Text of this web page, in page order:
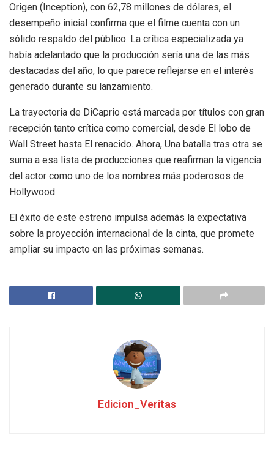
Origen (Inception), con 62,78 millones de dólares, el
desempeño inicial confirma que el filme cuenta con un
sólido respaldo del público. La crítica especializada ya
había adelantado que la producción sería una de las más
destacadas del año, lo que parece reflejarse en el interés
generado durante su lanzamiento.
La trayectoria de DiCaprio está marcada por títulos con gran
recepción tanto crítica como comercial, desde El lobo de
Wall Street hasta El renacido. Ahora, Una batalla tras otra se
suma a esa lista de producciones que reafirman la vigencia
del actor como uno de los nombres más poderosos de
Hollywood.
El éxito de este estreno impulsa además la expectativa
sobre la proyección internacional de la cinta, que promete
ampliar su impacto en las próximas semanas.
Edicion_Veritas